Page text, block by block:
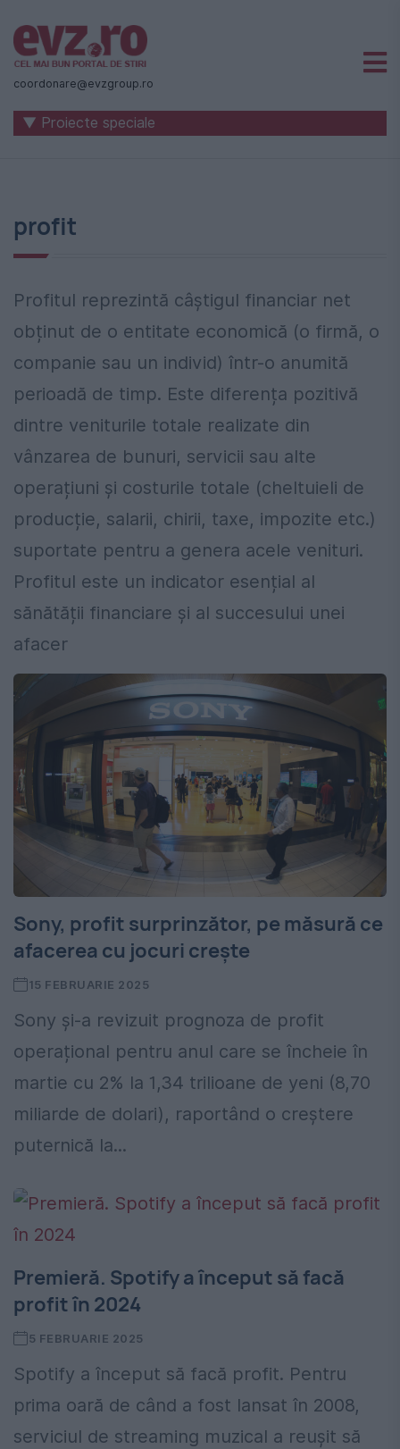
Știri
naționale
internaționale
-
Evenimentul
Zilei
coordonare@evzgroup.ro
▼ Proiecte speciale
profit
Profitul reprezintă câștigul financiar net
obținut de o entitate economică (o firmă, o
companie sau un individ) într-o anumită
perioadă de timp. Este diferența pozitivă
dintre veniturile totale realizate din
vânzarea de bunuri, servicii sau alte
operațiuni și costurile totale (cheltuieli de
producție, salarii, chirii, taxe, impozite etc.)
suportate pentru a genera acele venituri.
Profitul este un indicator esențial al
sănătății financiare și al succesului unei
afacer
Sony, profit surprinzător, pe măsură ce
afacerea cu jocuri crește
15 FEBRUARIE 2025
Sony și-a revizuit prognoza de profit
operațional pentru anul care se încheie în
martie cu 2% la 1,34 trilioane de yeni (8,70
miliarde de dolari), raportând o creștere
puternică la...
Premieră. Spotify a început să facă
profit în 2024
5 FEBRUARIE 2025
Spotify a început să facă profit. Pentru
prima oară de când a fost lansat în 2008,
serviciul de streaming muzical a reuşit să